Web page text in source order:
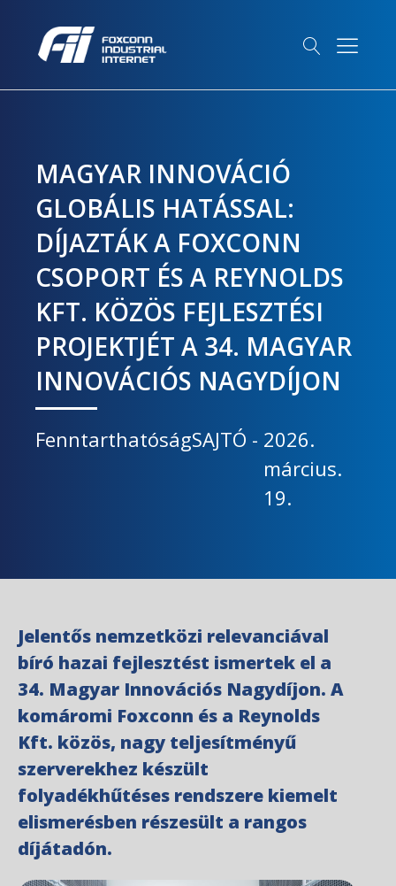
MAGYAR INNOVÁCIÓ
GLOBÁLIS HATÁSSAL:
DÍJAZTÁK A FOXCONN
CSOPORT ÉS A REYNOLDS
KFT. KÖZÖS FEJLESZTÉSI
PROJEKTJÉT A 34. MAGYAR
INNOVÁCIÓS NAGYDÍJON
FenntarthatóságSAJTÓ - 2026.
március.
19.
Jelentős nemzetközi relevanciával
bíró hazai fejlesztést ismertek el a
34. Magyar Innovációs Nagydíjon. A
komáromi Foxconn és a Reynolds
Kft. közös, nagy teljesítményű
szerverekhez készült
folyadékhűtéses rendszere kiemelt
elismerésben részesült a rangos
díjátadón.